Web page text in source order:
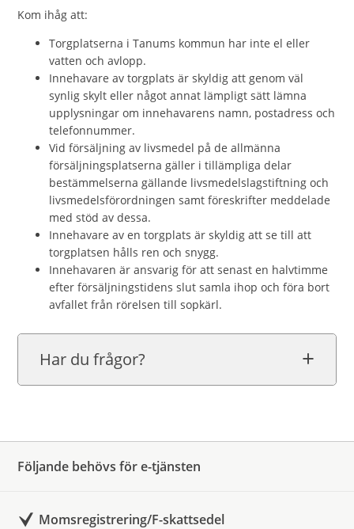
Kom ihåg att:
Torgplatserna i Tanums kommun har inte el eller
vatten och avlopp.
Innehavare av torgplats är skyldig att genom väl
synlig skylt eller något annat lämpligt sätt lämna
upplysningar om innehavarens namn, postadress och
telefonnummer.
Vid försäljning av livsmedel på de allmänna
försäljningsplatserna gäller i tillämpliga delar
bestämmelserna gällande livsmedelslagstiftning och
livsmedelsförordningen samt föreskrifter meddelade
med stöd av dessa.
Innehavare av en torgplats är skyldig att se till att
torgplatsen hålls ren och snygg.
Innehavaren är ansvarig för att senast en halvtimme
efter försäljningstidens slut samla ihop och föra bort
avfallet från rörelsen till sopkärl.
Har du frågor?
Följande behövs för e-tjänsten
Momsregistrering/F-skattsedel